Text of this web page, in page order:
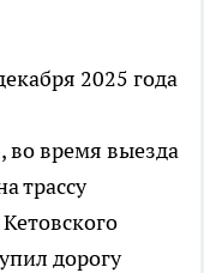
2025 года
во время выезда
трассу
дорогу